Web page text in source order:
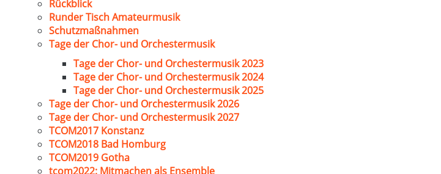
Rückblick
Runder Tisch Amateurmusik
Schutzmaßnahmen
Tage der Chor- und Orchestermusik
Tage der Chor- und Orchestermusik 2023
Tage der Chor- und Orchestermusik 2024
Tage der Chor- und Orchestermusik 2025
Tage der Chor- und Orchestermusik 2026
Tage der Chor- und Orchestermusik 2027
TCOM2017 Konstanz
TCOM2018 Bad Homburg
TCOM2019 Gotha
tcom2022: Mitmachen als Ensemble